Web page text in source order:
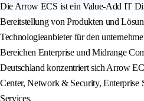
Die Arrow ECS ist ein Value-Add IT
Bereitstellung von Produkten und
Technologieanbieter für den
Bereichen Enterprise und Midrange
Deutschland konzentriert sich Arrow
Center, Network & Security, Enterprise
Services.